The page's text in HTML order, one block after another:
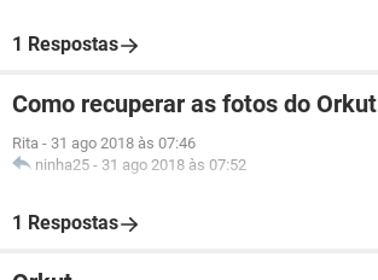
1 Respostas
Como recuperar as fotos do Orkut
Rita - 31 ago 2018 às 07:46
ninha25 - 31 ago 2018 às 07:52
1 Respostas